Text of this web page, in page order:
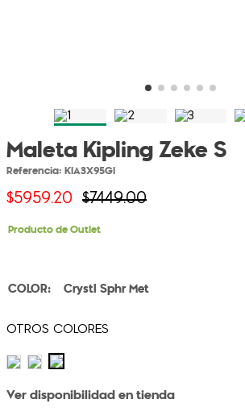
Maleta Kipling Zeke S
Referencia: KIA3X95GI
$5959.20 $7449.00
Producto de Outlet
Crystl Sphr Met
Ver disponibilidad en tienda